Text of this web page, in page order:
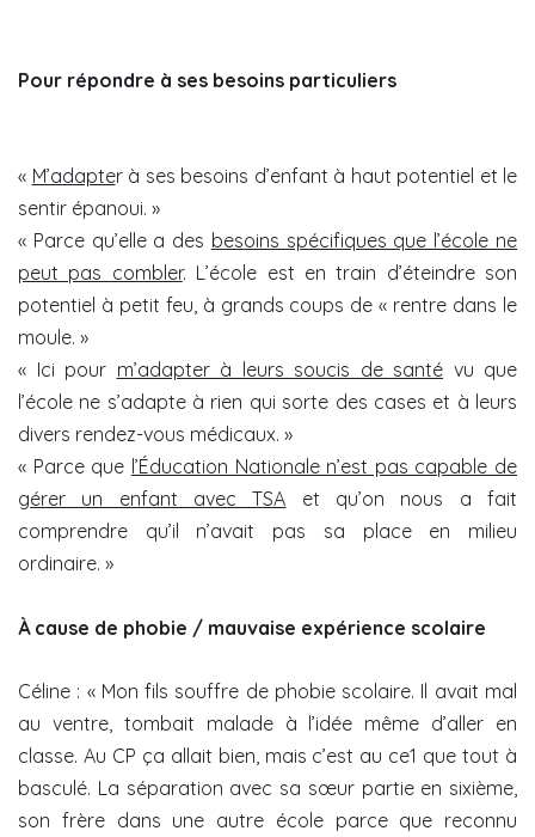
Pour répondre à ses besoins particuliers
« M’adapter à ses besoins d’enfant à haut potentiel et le
sentir épanoui. »
« Parce qu’elle a des besoins spécifiques que l’école ne
peut pas combler. L’école est en train d’éteindre son
potentiel à petit feu, à grands coups de « rentre dans le
moule. »
« Ici pour m’adapter à leurs soucis de santé vu que
l’école ne s’adapte à rien qui sorte des cases et à leurs
divers rendez-vous médicaux. »
« Parce que l’Éducation Nationale n’est pas capable de
gérer un enfant avec TSA et qu’on nous a fait
comprendre qu’il n’avait pas sa place en milieu
ordinaire. »
À cause de phobie / mauvaise expérience scolaire
Céline : « Mon fils souffre de phobie scolaire. Il avait mal
au ventre, tombait malade à l’idée même d’aller en
classe. Au CP ça allait bien, mais c’est au ce1 que tout à
basculé. La séparation avec sa sœur partie en sixième,
son frère dans une autre école parce que reconnu